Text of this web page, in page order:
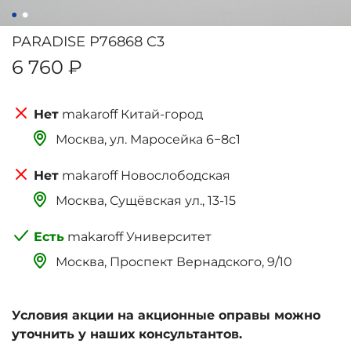
PARADISE P76868 C3
6 760 ₽
makaroff Китай-город
Москва, ‌‌‌‌ул. Маросейка 6−8с1
makaroff Новослободская
Москва, Сущёвская ул., 13-15
makaroff Университет
Москва, Проспект Вернадского, 9/10
Условия акции на акционные оправы можно
уточнить у наших консультантов.